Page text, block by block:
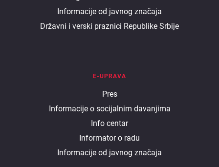
ministarstvuInformacije od javnog značaja
Državni i verski praznici Republike Srbije
E-UPRAVA
Pres
Informacije o socijalnim davanjima
Info centar
Informator o radu
Informacije od javnog značaja